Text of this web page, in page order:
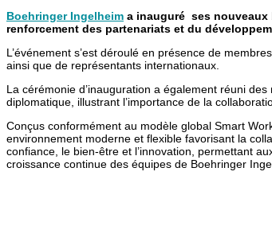
Boehringer Ingelheim a inauguré ses nouveaux
renforcement des partenariats et du
L’événement s’est déroulé en présence de
ainsi que de représentants internationaux.
La cérémonie d’inauguration a également réuni
diplomatique, illustrant l’importance de la
Conçus conformément au modèle global Smart
environnement moderne et flexible favorisant la
confiance, le bien-être et l’innovation, permettant
croissance continue des équipes de Boehringer